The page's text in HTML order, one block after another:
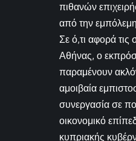
πιθανών
από την
Σε ό,τι αφορά τις
Αθήνας, ο
παραμένουν
αμοιβαία
συνεργασία σε
οικονομικό
κυπριακής